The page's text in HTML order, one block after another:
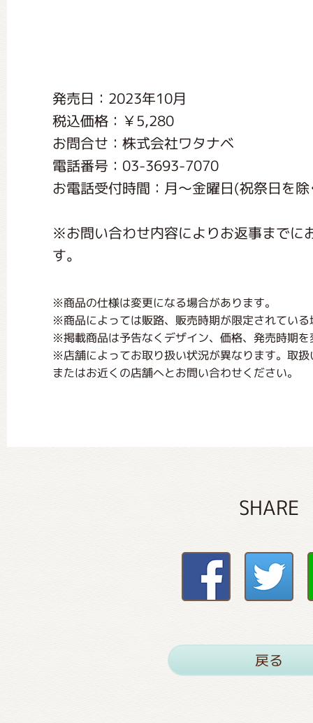
発売日：2023年10月
税込価格：￥5,280
お問合せ：株式会社ワタナベ
電話番号：03-3693-7070
お電話受付時間：月〜金曜日(祝祭日を
※お問い合わせ内容によりお返事までに
す。
※商品の仕様は変更になる場合があります。
※商品によっては販路、販売時期が限定されてい
※掲載商品は予告なくデザイン、価格、発売時期
※店舗によってお取り扱い状況が異なります。取
またはお近くの店舗へとお問い合わせください。
SHARE
戻る
くまのがっこう しょくいんしつ
くまのがっこう 家庭科部